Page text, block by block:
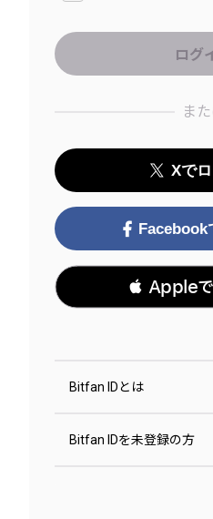
ま
Xで
Facebook
 Appleで
Bitfan IDとは
Bitfan IDを未登録の方